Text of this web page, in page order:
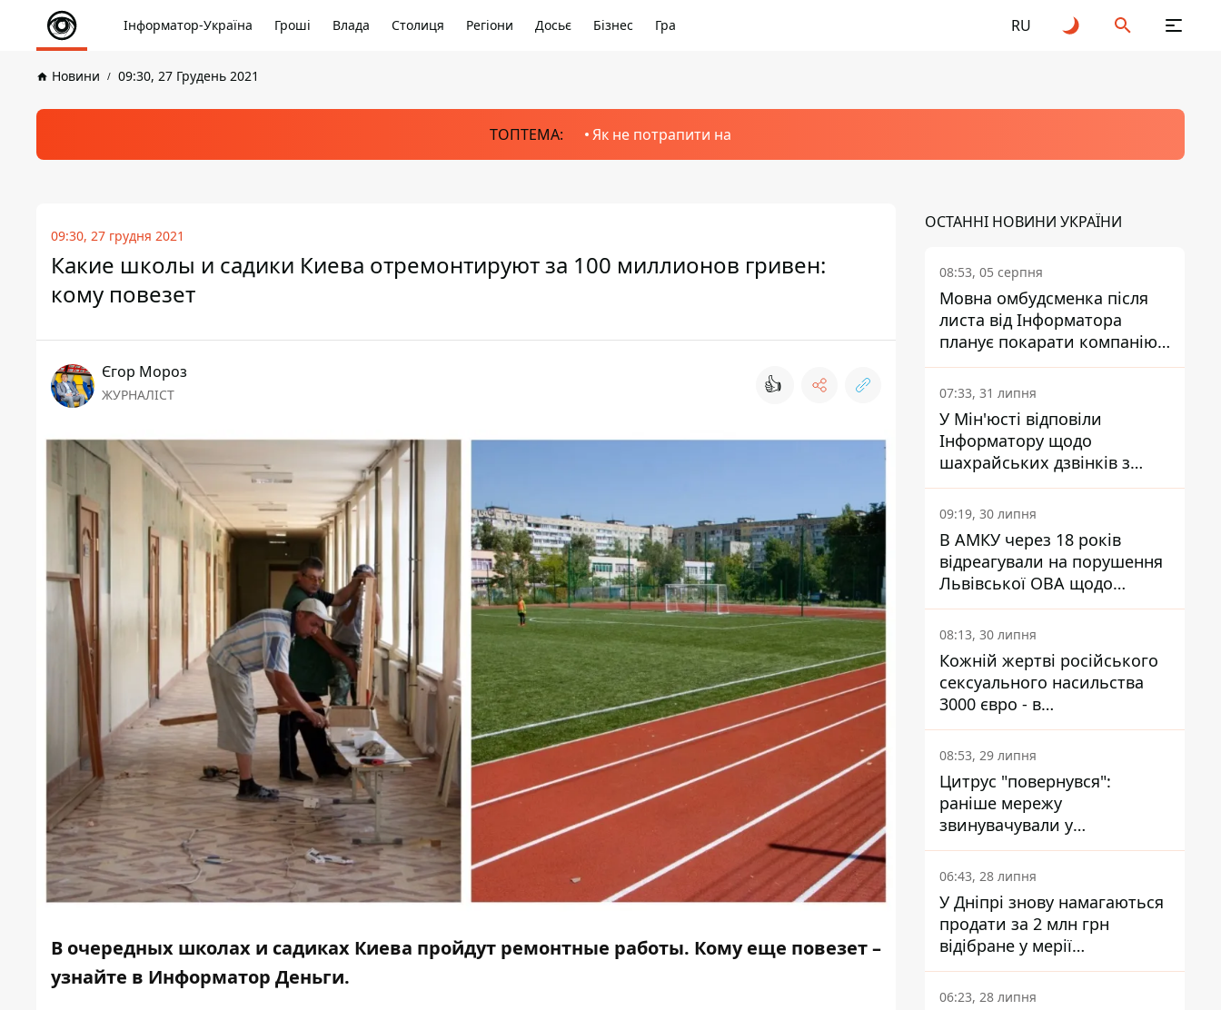
Інформатор-Україна Гроші Влада Столиця Регіони Досьє Бізнес Гра RU
Новини 09:30, 27 Грудень 2021
ТОПТЕМА: Як не потрапити на
09:30, 27 грудня 2021
Какие школы и садики Киева отремонтируют за 100 миллионов гривен:
кому повезет
Єгор Мороз
ЖУРНАЛІСТ 👍
В очередных школах и садиках Киева пройдут ремонтные работы. Кому еще повезет –
узнайте в Информатор Деньги.
ОСТАННІ НОВИНИ УКРАЇНИ
08:53, 05 серпня
Мовна омбудсменка після
листа від Інформатора
планує покарати компанію-
підрядника ПриватБанку
07:33, 31 липня
У Мін'юсті відповіли
Інформатору щодо
шахрайських дзвінків з
камери Сумського СІЗО так,
що ніхто нічого не зрозумів
09:19, 30 липня
В АМКУ через 18 років
відреагували на порушення
Львівської ОВА щодо
харчування у закладах
освіти
08:13, 30 липня
Кожній жертві російського
сексуального насильства
3000 євро - в
Мінсоцполітики пояснили
Інформатору, звідки на це
гроші
08:53, 29 липня
Цитрус "повернувся":
раніше мережу
звинувачували у
контрабанді техніки та
ухиленні від сплати
податків
06:43, 28 липня
У Дніпрі знову намагаються
продати за 2 млн грн
відібране у мерії
приміщення Укрпошти
06:23, 28 липня